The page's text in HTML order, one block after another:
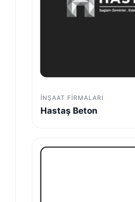
İNŞAAT FIRMALARI
Hastaş Beton